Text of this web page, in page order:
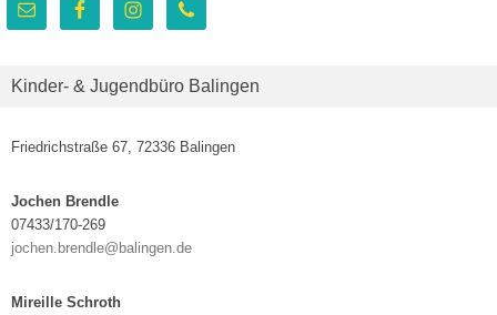
Kinder- & Jugendbüro Balingen
Friedrichstraße 67, 72336 Balingen
Jochen Brendle
07433/170-269
jochen.brendle@balingen.de
Mireille Schroth